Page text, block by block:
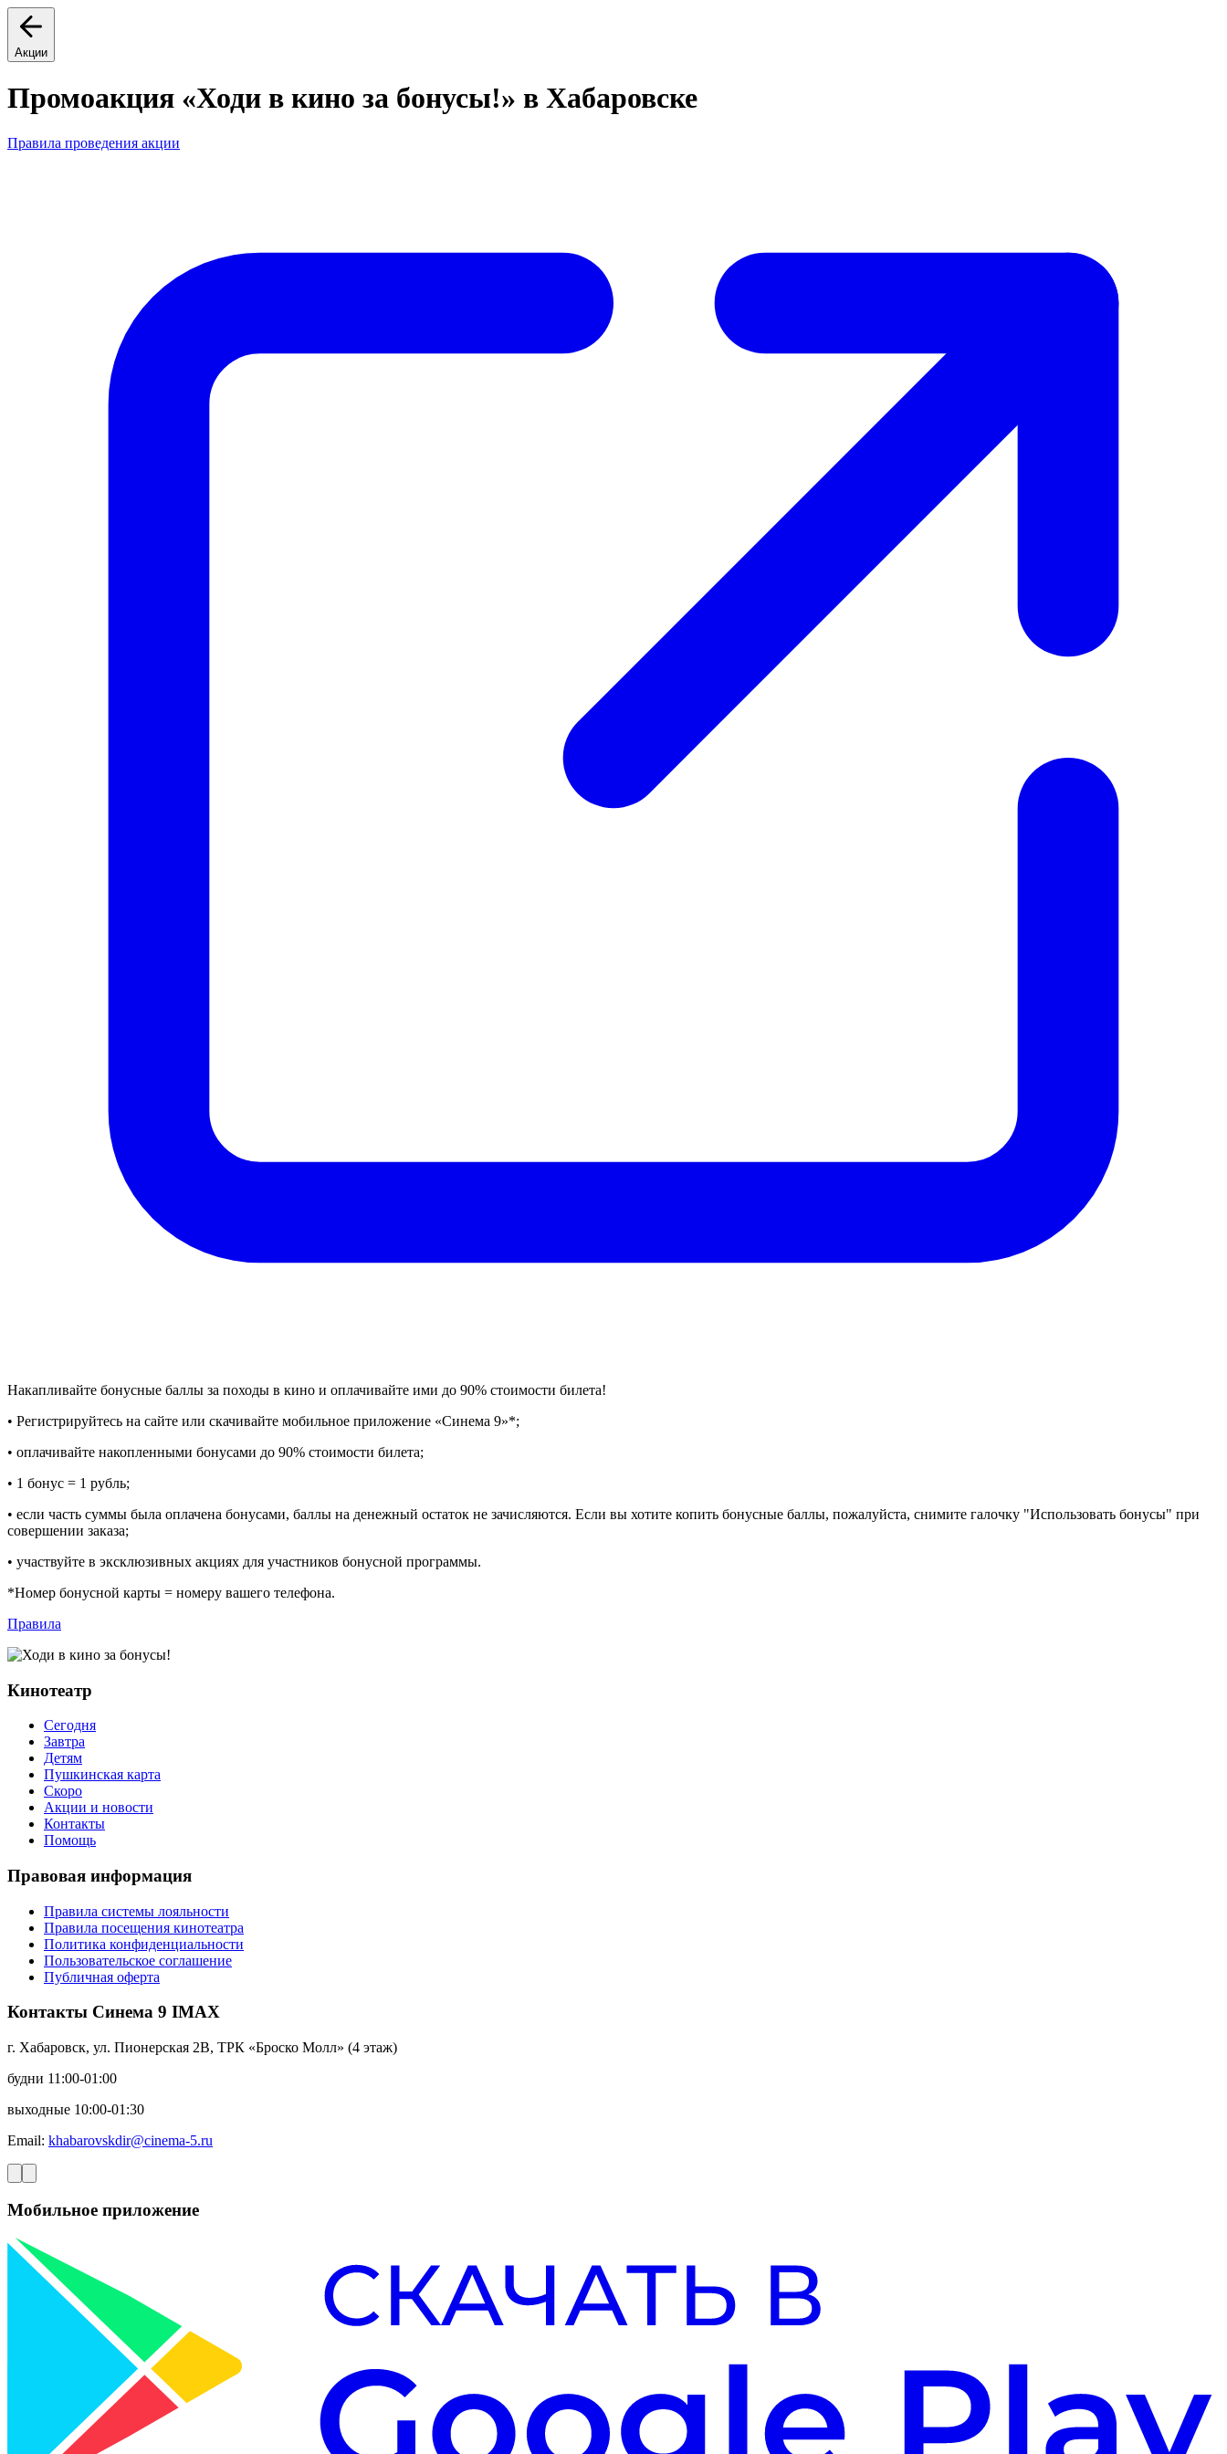
Акции
Промоакция «Ходи в кино за бонусы!» в Хабаровске
Правила проведения акции
Накапливайте бонусные баллы за походы в кино и оплачивайте ими до 90% стоимости билета!
• Регистрируйтесь на сайте или скачивайте мобильное приложение «Синема 9»*;
• оплачивайте накопленными бонусами до 90% стоимости билета;
• 1 бонус = 1 рубль;
• если часть суммы была оплачена бонусами, баллы на денежный остаток не зачисляются. Если вы хотите копить бонусные баллы, пожалуйста, снимите галочку "Использовать бонусы" при
совершении заказа;
• участвуйте в эксклюзивных акциях для участников бонусной программы.
*Номер бонусной карты = номеру вашего телефона.
Правила
Кинотеатр
Сегодня
Завтра
Детям
Пушкинская карта
Скоро
Акции и новости
Контакты
Помощь
Правовая информация
Правила системы лояльности
Правила посещения кинотеатра
Политика конфиденциальности
Пользовательское соглашение
Публичная оферта
Контакты Синема 9 IMAX
г. Хабаровск, ул. Пионерская 2В, ТРК «Броско Молл» (4 этаж)
будни 11:00-01:00
выходные 10:00-01:30
Email: khabarovskdir@cinema-5.ru
Мобильное приложение